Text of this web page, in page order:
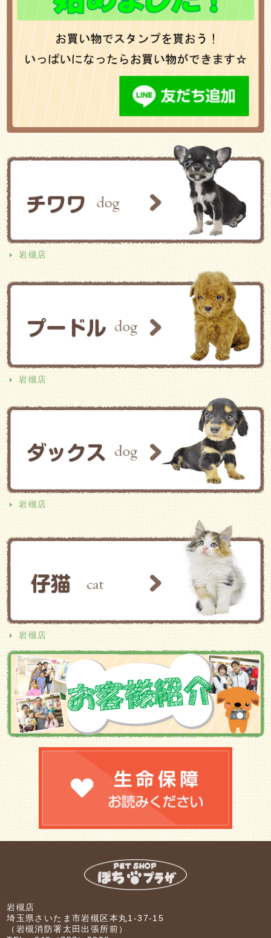
岩槻店
岩槻店
岩槻店
岩槻店
岩槻店
埼玉県さいたま市岩槻区本丸1-37-15
（岩槻消防署太田出張所前）